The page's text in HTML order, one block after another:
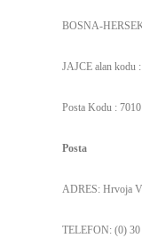
BOSNA-
JAJCE alan kodu
Posta Kodu :
Posta
ADRES: Hrvoja
TELEFON: (0) 30